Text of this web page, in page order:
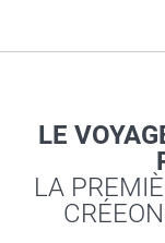
LE
LA